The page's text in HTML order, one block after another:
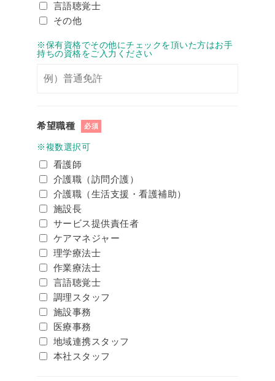
言語聴覚士
その他
※保有資格でその他にチェックを頂いた方はお手
持ちの資格をご入力ください
希望職種 必須
※複数選択可
看護師
介護職（訪問介護）
介護職（生活支援・看護補助）
施設長
サービス提供責任者
ケアマネジャー
理学療法士
作業療法士
言語聴覚士
調理スタッフ
施設事務
医療事務
地域連携スタッフ
本社スタッフ